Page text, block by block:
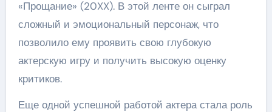
«Прощание» (20XX). В этой ленте он сыграл
сложный и эмоциональный персонаж, что
позволило ему проявить свою глубокую
актерскую игру и получить высокую оценку
критиков.
Еще одной успешной работой актера стала роль